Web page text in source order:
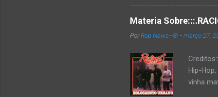
Materia
PorRap News--® -março 27,
Hip-
vinha